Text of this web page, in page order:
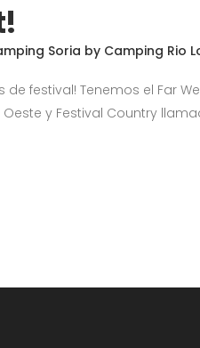
Soria by Camping Rio
de festival! Tenemos el Far
y Festival Country